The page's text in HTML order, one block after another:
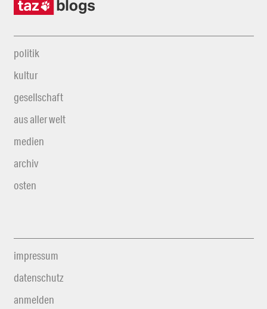
politik
kultur
gesellschaft
aus aller welt
medien
archiv
osten
impressum
datenschutz
anmelden